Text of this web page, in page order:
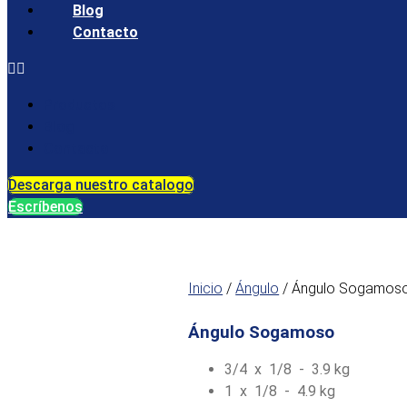
Blog
Contacto
Descarga nuestro catalogo
Escríbenos
Inicio /Ángulo / Ángulo
Ángulo Sogamoso
3/4 x 1/8 - 3.9 kg
1 x 1/8 - 4.9 kg